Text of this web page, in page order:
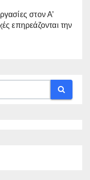
στον Α’
επηρεάζονται την